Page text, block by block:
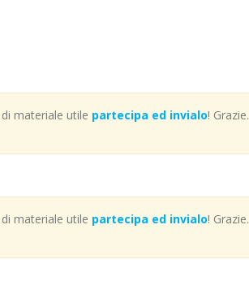
materiale utile partecipa ed invialo! Grazie.
materiale utile partecipa ed invialo! Grazie.